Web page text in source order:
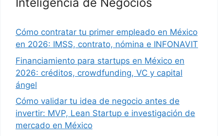
Cómo contratar tu primer empleado en México
en 2026: IMSS, contrato, nómina e INFONAVIT
Financiamiento para startups en México en
2026: créditos, crowdfunding, VC y capital
ángel
Cómo validar tu idea de negocio antes de
invertir: MVP, Lean Startup e investigación de
mercado en México